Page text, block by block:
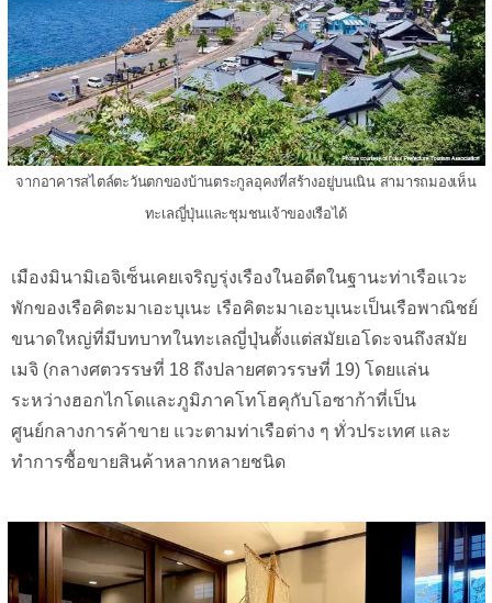
จากอาคารสไตล์ตะวันตกของบ้านตระกูลอุคงที่สร้างอยู่บนเนิน สามารถมองเห็น
ทะเลญี่ปุ่นและชุมชนเจ้าของเรือได้
เมืองมินามิเอจิเซ็นเคยเจริญรุ่งเรืองในอดีตในฐานะท่าเรือแวะ
พักของเรือคิตะมาเอะบุเนะ เรือคิตะมาเอะบุเนะเป็นเรือพาณิชย์
ขนาดใหญ่ที่มีบทบาทในทะเลญี่ปุ่นตั้งแต่สมัยเอโดะจนถึงสมัย
เมจิ (กลางศตวรรษที่ 18 ถึงปลายศตวรรษที่ 19) โดยแล่น
ระหว่างฮอกไกโดและภูมิภาคโทโฮคุกับโอซาก้าที่เป็น
ศูนย์กลางการค้าขาย แวะตามท่าเรือต่าง ๆ ทั่วประเทศ และ
ทำการซื้อขายสินค้าหลากหลายชนิด